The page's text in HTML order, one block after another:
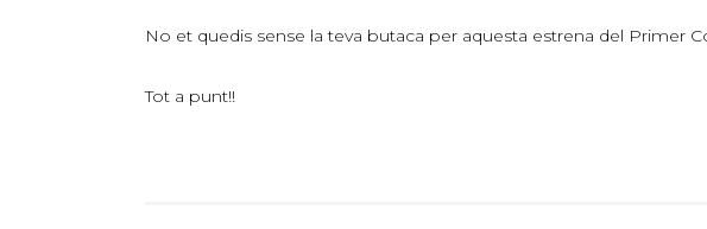
No et quedis sense la teva butaca per aquesta estrena del Primer
Tot a punt!!